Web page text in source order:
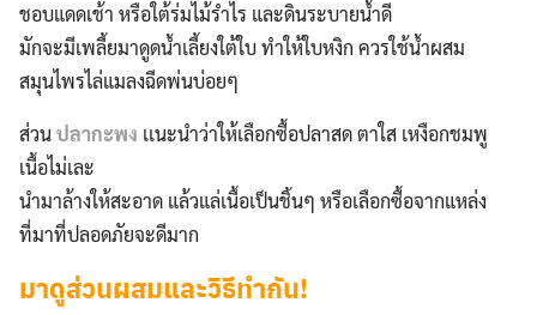
ชอบแดดเช้า หรือใต้ร่มไม้รำไร และดินระบายน้ำดี
มักจะมีเพลี้ยมาดูดน้ำเลี้ยงใต้ใบ ทำให้ใบหงิก ควรใช้น้ำผสม
สมุนไพรไล่แมลงฉีดพ่นบ่อยๆ
ส่วนปลากะพง เเนะนำว่าให้เลือกซื้อปลาสด ตาใส เหงือกชมพู
เนื้อไม่เละ
นำมาล้างให้สะอาด แล้วแล่เนื้อเป็นชิ้นๆ หรือเลือกซื้อจากแหล่ง
ที่มาที่ปลอดภัยจะดีมาก
มาดูส่วนผสมและวิธีทำกัน!